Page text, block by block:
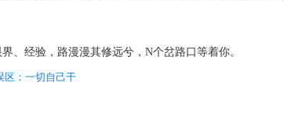
、经验，路漫漫其修远兮，N个岔路口等着你。
区：一切自己干